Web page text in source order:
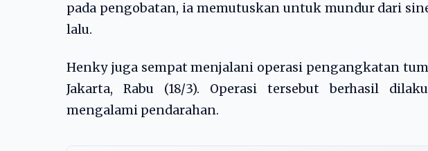
pada pengobatan, ia memutuskan untuk mundur dari
lalu.
Henky juga sempat menjalani operasi pengangkatan
Jakarta, Rabu (18/3). Operasi tersebut berhasil
mengalami pendarahan.